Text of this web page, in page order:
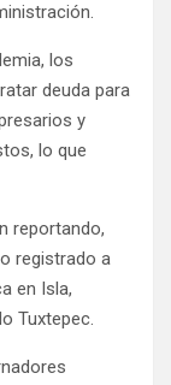
los
deuda para
y
lo que
reportando,
registrado a
en Isla,
Tuxtepec.